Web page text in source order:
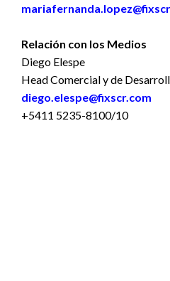
Relación con los Medios
Diego Elespe
Head Comercial y de
diego.elespe@fixscr.com
+5411 5235-8100/10